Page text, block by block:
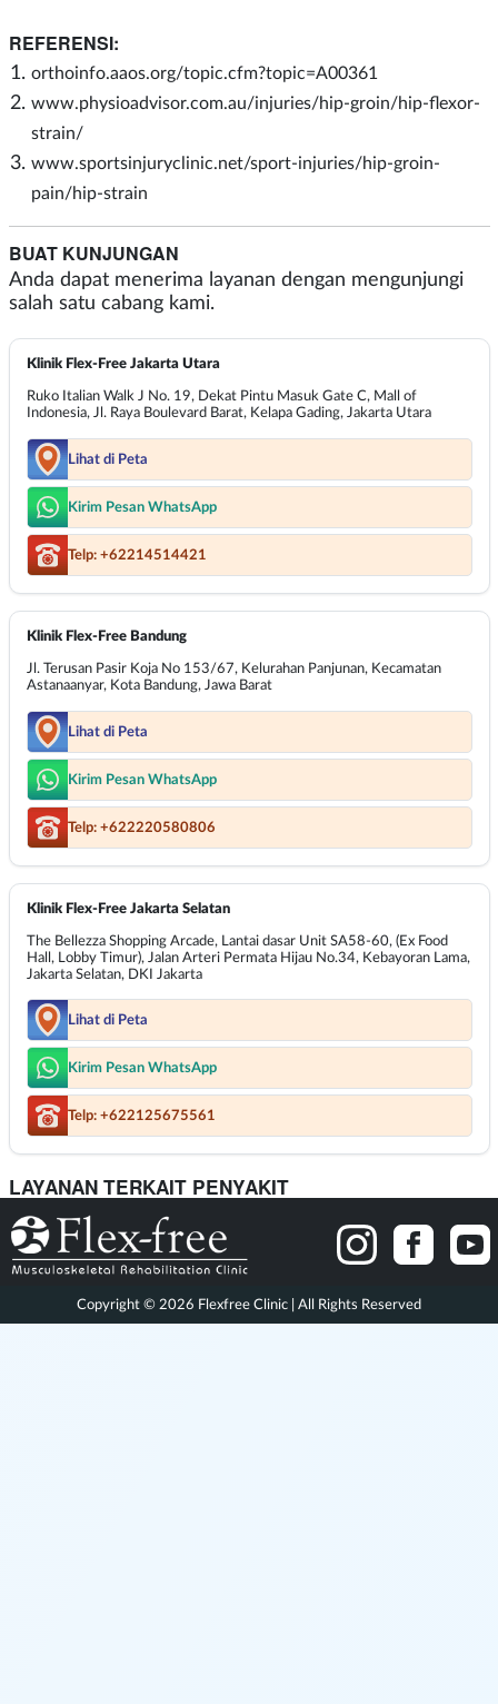
REFERENSI:
orthoinfo.aaos.org/topic.cfm?topic=A00361
www.physioadvisor.com.au/injuries/hip-groin/hip-flexor-
strain/
www.sportsinjuryclinic.net/sport-injuries/hip-groin-
pain/hip-strain
BUAT KUNJUNGAN
Anda dapat menerima layanan dengan mengunjungi
salah satu cabang kami.
Klinik Flex-Free Jakarta Utara
Ruko Italian Walk J No. 19, Dekat Pintu Masuk Gate C, Mall of
Indonesia, Jl. Raya Boulevard Barat, Kelapa Gading, Jakarta Utara
Lihat di Peta
Kirim Pesan WhatsApp
Telp: +62214514421
Klinik Flex-Free Bandung
Jl. Terusan Pasir Koja No 153/67, Kelurahan Panjunan, Kecamatan
Astanaanyar, Kota Bandung, Jawa Barat
Lihat di Peta
Kirim Pesan WhatsApp
Telp: +622220580806
Klinik Flex-Free Jakarta Selatan
The Bellezza Shopping Arcade, Lantai dasar Unit SA58-60, (Ex Food
Hall, Lobby Timur), Jalan Arteri Permata Hijau No.34, Kebayoran Lama,
Jakarta Selatan, DKI Jakarta
Lihat di Peta
Kirim Pesan WhatsApp
Telp: +622125675561
LAYANAN TERKAIT PENYAKIT
Copyright © 2026 Flexfree Clinic | All Rights Reserved